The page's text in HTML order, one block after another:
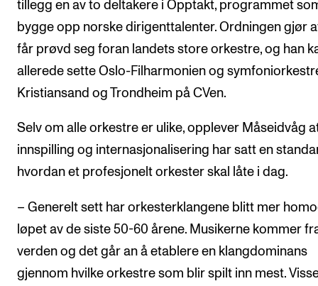
tillegg en av to deltakere i Opptakt, programmet
bygge opp norske dirigenttalenter. Ordningen gjør
får prøvd seg foran landets store orkestre, og han
allerede sette Oslo-Filharmonien og
Kristiansand og Trondheim på CVen.
Selv om alle orkestre er ulike, opplever Måseidvåg
innspilling og internasjonalisering har satt en
hvordan et profesjonelt orkester skal låte i dag.
– Generelt sett har orkesterklangene blitt mer
løpet av de siste 50-60 årene. Musikerne kommer
verden og det går an å etablere en klangdominans
gjennom hvilke orkestre som blir spilt inn mest.